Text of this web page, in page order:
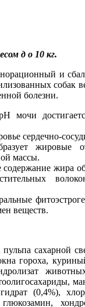
д о 10 кг.
и
собак
болезни.
мочи
сердечно-
жировые
массы.
жира
веществ.
сахарной
гороха,
(0,4%),